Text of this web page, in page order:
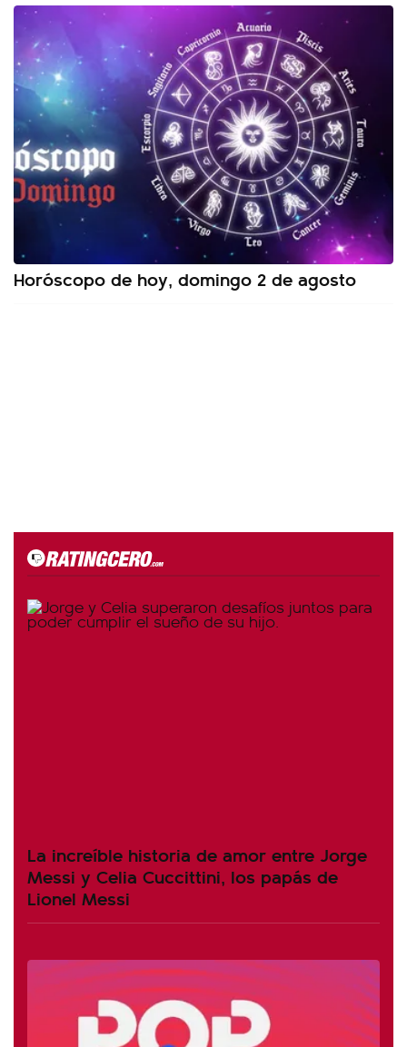
Horóscopo de hoy, domingo 2 de agosto
La increíble historia de amor entre Jorge
Messi y Celia Cuccittini, los papás de
Lionel Messi